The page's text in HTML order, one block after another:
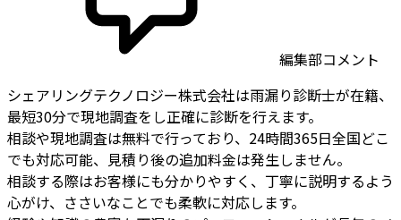
編集部コメント
シェアリングテクノロジー株式会社は雨漏り診断士が在籍、
最短30分で現地調査をし正確に診断を行えます。
相談や現地調査は無料で行っており、24時間365日全国どこ
でも対応可能、見積り後の追加料金は発生しません。
相談する際はお客様にも分かりやすく、丁寧に説明するよう
心がけ、ささいなことでも柔軟に対応します。